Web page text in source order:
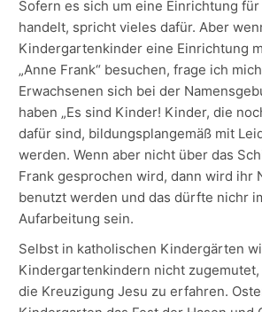
Sofern es sich um eine Einrichtung
handelt, spricht vieles dafür. Aber
Kindergartenkinder eine Einrichtung
„Anne Frank“ besuchen, frage ich
Erwachsenen sich bei der
haben „Es sind Kinder! Kinder, die
dafür sind, bildungsplangemäß mit
werden. Wenn aber nicht über das
Frank gesprochen wird, dann wird ihr
benutzt werden und das dürfte nichr
Aufarbeitung sein.
Selbst in katholischen Kindergärten
Kindergartenkindern nicht
die Kreuzigung Jesu zu erfahren.